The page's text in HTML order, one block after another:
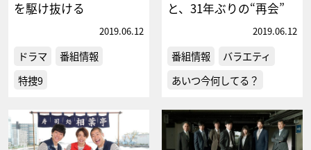
を駆け抜ける
2019.06.12
ドラマ
番組情報
特捜9
と、31年ぶりの“再会”
2019.06.12
番組情報
バラエティ
あいつ今何してる？